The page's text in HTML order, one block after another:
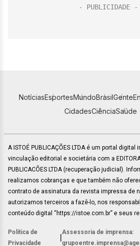
NotíciasEsportesMundoBrasilGente
CidadesCiênciaSaúde
A ISTOÉ PUBLICAÇÕES LTDA é um portal
vinculação editorial e societária com a EDITORA
PUBLICACÕES LTDA (recuperação judicial).
realizamos cobranças e que também não
contrato de assinatura da revista impressa de
autorizamos terceiros a fazê-lo, nos
conteúdo digital “https://istoe.com.br” e seus
Política de
Privacidade
Assessoria de imprensa: